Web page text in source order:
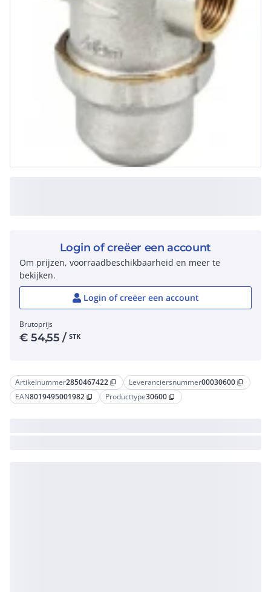
Artikelnummer2850467422 content_copy Leveranciersnummer00030600 content_copy
EAN8019495001982 content_copy Producttype30600 content_copy
Login of creëer een account
Om prijzen, voorraadbeschikbaarheid en meer te
bekijken.
Login of creëer een account
Brutoprijs
€54,55 / STK